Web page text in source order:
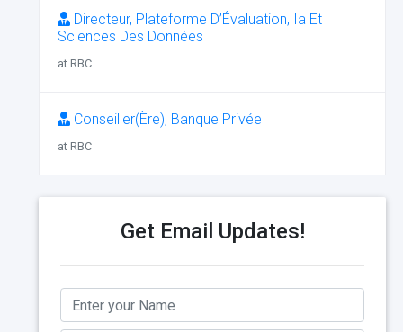
Directeur, Plateforme D’Évaluation, Ia Et
Sciences Des Données
at RBC
Conseiller(Ère), Banque Privée
at RBC
Get Email Updates!